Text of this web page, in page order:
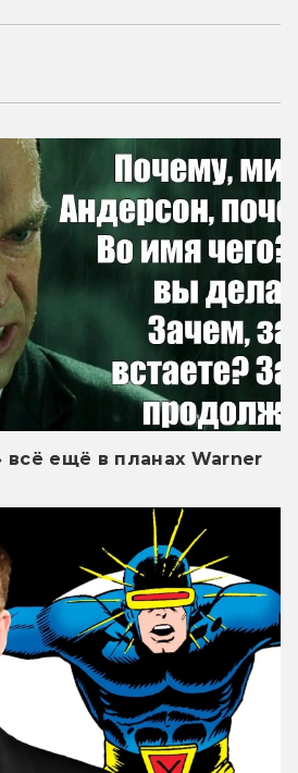
всё ещё в планах Warner